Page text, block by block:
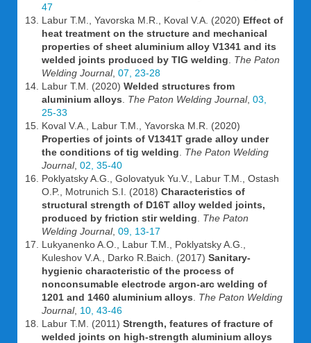
47
Labur T.M., Yavorska M.R., Koval V.A. (2020) Effect of
heat treatment on the structure and mechanical
properties of sheet aluminium alloy V1341 and its
welded joints produced by TIG welding
The Paton
Welding Journal, 07, 23-28
Labur T.M. (2020) Welded structures from
aluminium alloys
The Paton Welding Journal, 03,
25-33
Koval V.A., Labur T.M., Yavorska M.R. (2020)
Properties of joints of V1341T grade alloy under
the conditions of tig welding
The Paton Welding
Journal, 02, 35-40
Poklyatsky A.G., Golovatyuk Yu.V., Labur T.M., Ostash
O.P., Motrunich S.I. (2018) Characteristics of
structural strength of D16T alloy welded joints,
produced by friction stir welding
The Paton
Welding Journal, 09, 13-17
Lukyanenko A.O., Labur T.M., Poklyatsky A.G.,
Kuleshov V.A., Darko R.Baich. (2017) Sanitary-
hygienic characteristic of the process of
nonconsumable electrode argon-arс welding of
1201 and 1460 aluminium alloys
The Paton Welding
Journal, 10, 43-46
Labur T.M. (2011) Strength, features of fracture of
welded joints on high-strength aluminium alloys